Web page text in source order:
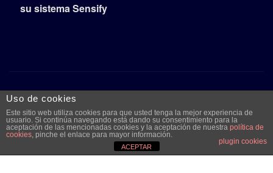
su sistema Sensify
Copyright © 2026 | Funciona conWordPress|Frankfurt
Newspor ThemeArile
Aviso legal y
Publicidad Contacto
Uso de cookies
Este sitio web utiliza cookies para que usted tenga la mejor experiencia de
usuario. Si continúa navegando está dando su consentimiento para la
aceptación de las mencionadas cookies y la aceptación de nuestra política de
cookies, pinche el enlace para mayor información.
plugin cookies
ACEPTAR